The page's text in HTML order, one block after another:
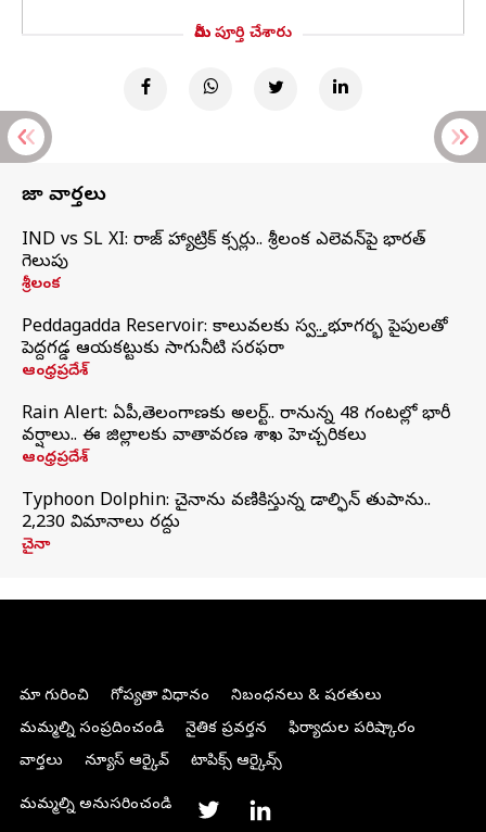
మీరు పూర్తి చేశారు
తాజా వార్తలు
IND vs SL XI: సిరాజ్‌ హ్యాట్రిక్‌ సిక్సర్లు.. శ్రీలంక ఎలెవన్‌పై భారత్‌
గెలుపు
శ్రీలంక
Peddagadda Reservoir: కాలువలకు స్వస్తి.. భూగర్భ పైపులతో
పెద్దగడ్డ ఆయకట్టుకు సాగునీటి సరఫరా
ఆంధ్రప్రదేశ్
Rain Alert: ఏపీ,తెలంగాణకు అలర్ట్.. రానున్న 48 గంటల్లో భారీ
వర్షాలు.. ఈ జిల్లాలకు వాతావరణ శాఖ హెచ్చరికలు
ఆంధ్రప్రదేశ్
Typhoon Dolphin: చైనాను వణికిస్తున్న డాల్ఫిన్‌ తుపాను..
2,230 విమానాలు రద్దు
చైనా
మా గురించి గోప్యతా విధానం
నిబంధనలు & షరతులు
మమ్మల్ని సంప్రదించండి
నైతిక ప్రవర్తన
ఫిర్యాదుల పరిష్కారం
వార్తలు
న్యూస్ ఆర్కైవ్ టాపిక్స్ ఆర్కైవ్స్
మమ్మల్ని అనుసరించండి